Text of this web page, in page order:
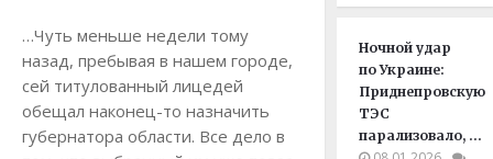
…Чуть меньше недели тому
назад, пребывая в нашем городе,
сей титулованный лицедей
обещал наконец-то назначить
губернатора области. Все дело в
Ночной удар
по Украине:
Приднепровскую
ТЭС
парализовало, …